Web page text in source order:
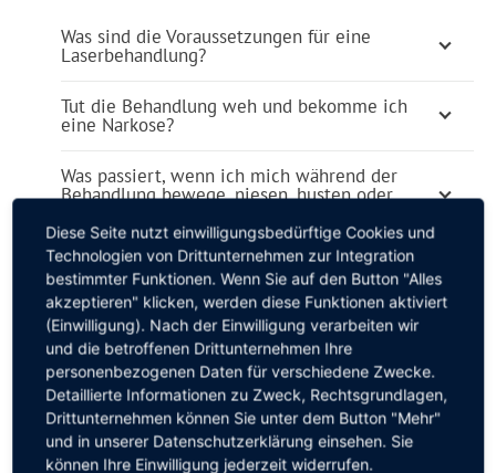
Was sind die Voraussetzungen für eine
Laserbehandlung?
Tut die Behandlung weh und bekomme ich
eine Narkose?
Was passiert, wenn ich mich während der
Behandlung bewege, niesen, husten oder
Wie lange dauert die Behandlung?
Kann man direkt nach der Behandlung scharf
sehen?
Wann darf ich wieder arbeiten, schminken,
schwimmen gehen oder saunieren?
Bleibt das Ergebnis stabil?
Diese Seite nutzt einwilligungsbedürftige Cookies und
Technologien von Drittunternehmen zur Integration
bestimmter Funktionen. Wenn Sie auf den Button "Alles
akzeptieren" klicken, werden diese Funktionen aktiviert
(Einwilligung). Nach der Einwilligung verarbeiten wir
und die betroffenen Drittunternehmen Ihre
personenbezogenen Daten für verschiedene Zwecke.
Detaillierte Informationen zu Zweck, Rechtsgrundlagen,
Drittunternehmen können Sie unter dem Button "Mehr"
und in unserer Datenschutzerklärung einsehen. Sie
können Ihre Einwilligung jederzeit widerrufen.